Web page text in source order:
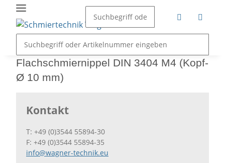
Flachschmiernippel DIN 3404 M4 (Kopf-
Ø 10 mm)
Kontakt
T: +49 (0)3544 55894-30
F: +49 (0)3544 55894-35
info@wagner-technik.eu